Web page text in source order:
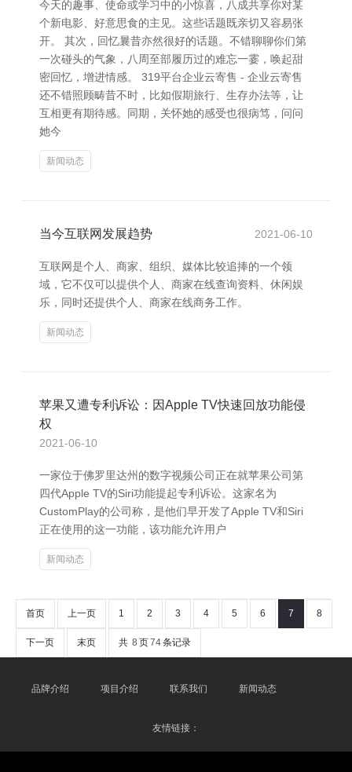
今天的趣事、使命或学习中的小惊喜，八成共享你对某
个新电影、好意思食的主见。这些话题既亲切又容易张
开。 其次，回忆曩昔亦然很好的话题。不错聊聊你们第
一次碰头的气象，八周至部履历过的难忘一霎，唤起甜
密回忆，增进情感。 319平台企业云寄售 - 企业云寄售
还不错照顾畴昔不时，比如假期旅行、生存办法等，让
互相更有期待感。同期，关怀她的感受也很病笃，问问
她今
新闻动态
当今互联网发展趋势 2021-06-10
互联网是个人、商家、组织、媒体比较追捧的一个领
域，它不仅可以提供个人、商家在线查询资料、休闲娱
乐，同时还提供个人、商家在线商务工作。
新闻动态
苹果又遭专利诉讼：因Apple TV快速回放功能侵
权
2021-06-10
一家位于佛罗里达州的数字视频公司正在就苹果公司第
四代Apple TV的Siri功能提起专利诉讼。这家名为
CustomPlay的公司称，是他们早开发了Apple TV和Siri
正在使用的这一功能，该功能允许用户
新闻动态
首页 上一页 1 2 3 4 5 6 7 8
下一页 末页 共 8 页74条记录
品牌介绍 项目介绍 联系我们 新闻动态
友情链接：